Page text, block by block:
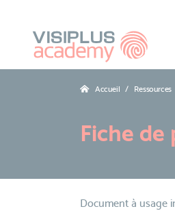
Accueil Ressources
Fiche de
Document à usage